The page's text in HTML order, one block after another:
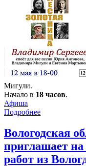
Мигули.
Начало в 18 часов.
Афиша
Подробнее
Вологодская
приглашает
работ из